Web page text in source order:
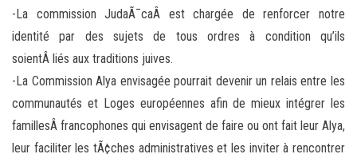
-La commission JudaÃ¯caÂ est chargée de renforcer notre
identité par des sujets de tous ordres à condition qu’ils
soientÂ liés aux traditions juives.
-La Commission Alya envisagée pourrait devenir un relais entre les
communautés et Loges européennes afin de mieux intégrer les
famillesÂ francophones qui envisagent de faire ou ont fait leur Alya,
leur faciliter les tÃ¢ches administratives et les inviter à rencontrer